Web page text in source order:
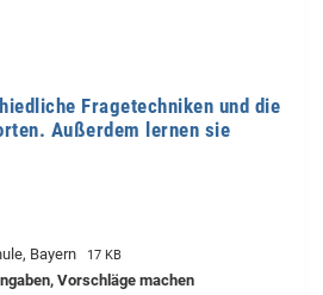
Fragetechniken und die
Außerdem lernen sie
Bayern 17 KB
Vorschläge machen